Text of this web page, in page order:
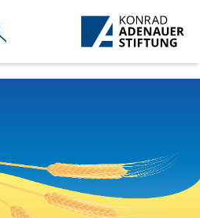
Skip to Main Content